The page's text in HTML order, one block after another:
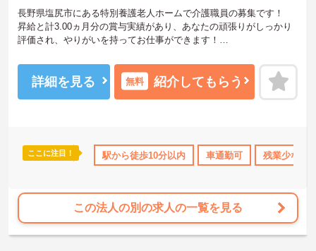
得サポート 研修制度あり 産休･育休･介護休暇取得実績あり
長野県塩尻市にある特別養護老人ホームで介護職員の募集です！
昇給と計3.00ヵ月分の賞与実績があり、あなたの頑張りがしっかり
評価され、やりがいを持ってお仕事ができます！
ご自身のライフスタイルに合わせた交通手段が選べます♪
ご興味ある方は面接ポイントをお伝えしますので、お気軽にご連絡
詳細を見る 無料 紹介してもらう
ここに注目！ 駅から徒歩10分以内 車通勤可 残業少なめ
この法人の別の求人の一覧を見る